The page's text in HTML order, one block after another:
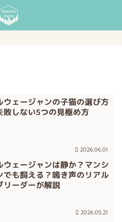
ウェージャンの子猫の選び方
敗しない5つの見極め方
2026.06.01
ウェージャンは静か？マンシ
でも飼える？鳴き声のリアル
リーダーが解説
2026.05.21